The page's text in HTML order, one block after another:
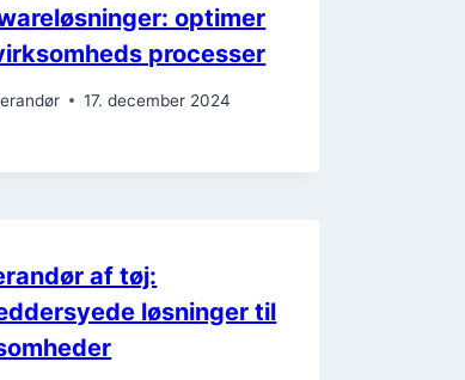
optimer
processer
17. december 2024
af tøj:
løsninger til